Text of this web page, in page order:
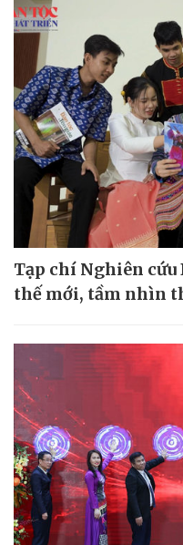
Tạp chí Nghiên cứu
thế mới, tầm nhìn